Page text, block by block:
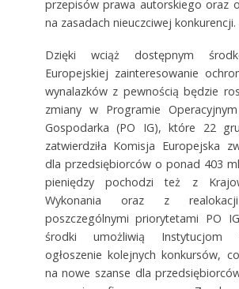
przepisów prawa autorskiego oraz
na zasadach nieuczciwej konkurencji.
Dzięki wciąż dostępnym
Europejskiej zainteresowanie
wynalazków z pewnością będzie
zmiany w Programie
Gospodarka (PO IG), które 22
zatwierdziła Komisja Europejska
dla przedsiębiorców o ponad 403
pieniędzy pochodzi też z
Wykonania oraz z
poszczególnymi priorytetami PO
środki umożliwią Instytucjom
ogłoszenie kolejnych konkursów,
na nowe szanse dla